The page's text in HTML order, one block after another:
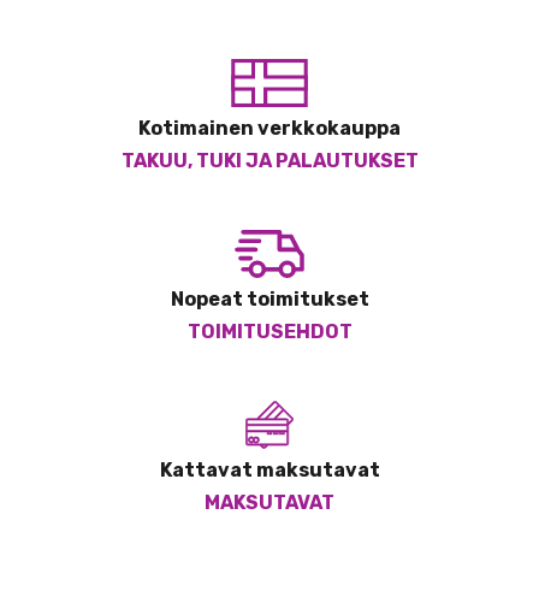
Kotimainen verkkokauppa
TAKUU, TUKI JA PALAUTUKSET
Nopeat toimitukset
TOIMITUSEHDOT
Kattavat maksutavat
MAKSUTAVAT